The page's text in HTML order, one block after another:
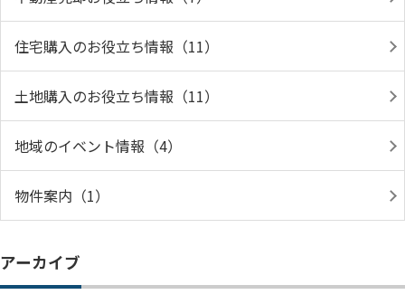
住宅購入のお役立ち情報（11）
土地購入のお役立ち情報（11）
地域のイベント情報（4）
物件案内（1）
アーカイブ